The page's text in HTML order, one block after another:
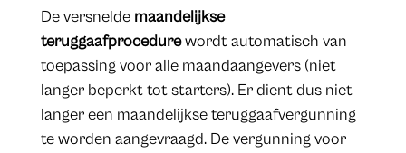
De versnelde maandelijkse
teruggaafprocedurewordt automatisch van
toepassing voor alle maandaangevers (niet
langer beperkt tot starters). Er dient dus niet
langer een maandelijkse teruggaafvergunning
te worden aangevraagd. De vergunning voor